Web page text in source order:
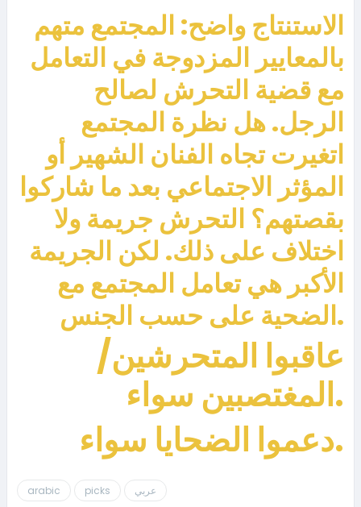
الاستنتاج واضح: المجتمع متهم
بالمعايير المزدوجة في التعامل
مع قضية التحرش لصالح
الرجل. هل نظرة المجتمع
اتغيرت تجاه الفنان الشهير أو
المؤثر الاجتماعي بعد ما شاركوا
بقصتهم؟ التحرش جريمة ولا
اختلاف على ذلك. لكن الجريمة
الأكبر هي تعامل المجتمع مع
الضحية على حسب الجنس.
عاقبوا المتحرشين/
المغتصبين سواء.
دعموا الضحايا سواء.
arabic picks عربي